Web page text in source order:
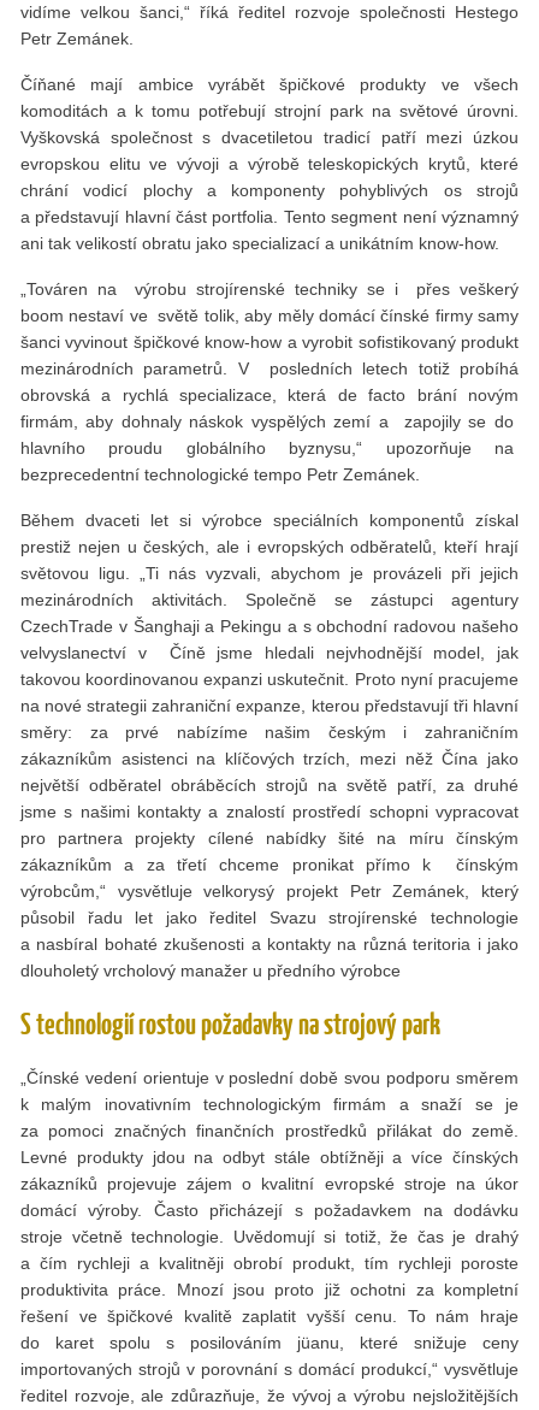
vidíme velkou šanci,“ říká ředitel rozvoje společnosti Hestego
Petr Zemánek.
Číňané mají ambice vyrábět špičkové produkty ve všech
komoditách a k tomu potřebují strojní park na světové úrovni.
Vyškovská společnost s dvacetiletou tradicí patří mezi úzkou
evropskou elitu ve vývoji a výrobě teleskopických krytů, které
chrání vodicí plochy a komponenty pohyblivých os strojů
a představují hlavní část portfolia. Tento segment není významný
ani tak velikostí obratu jako specializací a unikátním know-how.
„Továren na výrobu strojírenské techniky se i přes veškerý
boom nestaví ve světě tolik, aby měly domácí čínské firmy samy
šanci vyvinout špičkové know-how a vyrobit sofistikovaný produkt
mezinárodních parametrů. V posledních letech totiž probíhá
obrovská a rychlá specializace, která de facto brání novým
firmám, aby dohnaly náskok vyspělých zemí a zapojily se do
hlavního proudu globálního byznysu,“ upozorňuje na
bezprecedentní technologické tempo Petr Zemánek.
Během dvaceti let si výrobce speciálních komponentů získal
prestiž nejen u českých, ale i evropských odběratelů, kteří hrají
světovou ligu. „Ti nás vyzvali, abychom je provázeli při jejich
mezinárodních aktivitách. Společně se zástupci agentury
CzechTrade v Šanghaji a Pekingu a s obchodní radovou našeho
velvyslanectví v Číně jsme hledali nejvhodnější model, jak
takovou koordinovanou expanzi uskutečnit. Proto nyní pracujeme
na nové strategii zahraniční expanze, kterou představují tři hlavní
směry: za prvé nabízíme našim českým i zahraničním
zákazníkům asistenci na klíčových trzích, mezi něž Čína jako
největší odběratel obráběcích strojů na světě patří, za druhé
jsme s našimi kontakty a znalostí prostředí schopni vypracovat
pro partnera projekty cílené nabídky šité na míru čínským
zákazníkům a za třetí chceme pronikat přímo k čínským
výrobcům,“ vysvětluje velkorysý projekt Petr Zemánek, který
působil řadu let jako ředitel Svazu strojírenské technologie
a nasbíral bohaté zkušenosti a kontakty na různá teritoria i jako
dlouholetý vrcholový manažer u předního výrobce
S technologií rostou požadavky na strojový park
„Čínské vedení orientuje v poslední době svou podporu směrem
k malým inovativním technologickým firmám a snaží se je
za pomoci značných finančních prostředků přilákat do země.
Levné produkty jdou na odbyt stále obtížněji a více čínských
zákazníků projevuje zájem o kvalitní evropské stroje na úkor
domácí výroby. Často přicházejí s požadavkem na dodávku
stroje včetně technologie. Uvědomují si totiž, že čas je drahý
a čím rychleji a kvalitněji obrobí produkt, tím rychleji poroste
produktivita práce. Mnozí jsou proto již ochotni za kompletní
řešení ve špičkové kvalitě zaplatit vyšší cenu. To nám hraje
do karet spolu s posilováním jüanu, které snižuje ceny
importovaných strojů v porovnání s domácí produkcí,“ vysvětluje
ředitel rozvoje, ale zdůrazňuje, že vývoj a výrobu nejsložitějších